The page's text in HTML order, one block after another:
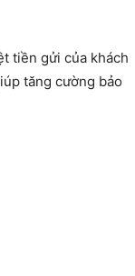
tiền gửi của khách
tăng cường bảo